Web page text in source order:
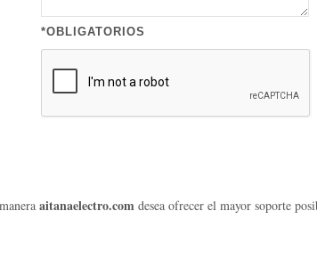
*OBLIGATORIOS
aitanaelectro.com desea ofrecer el mayor soporte